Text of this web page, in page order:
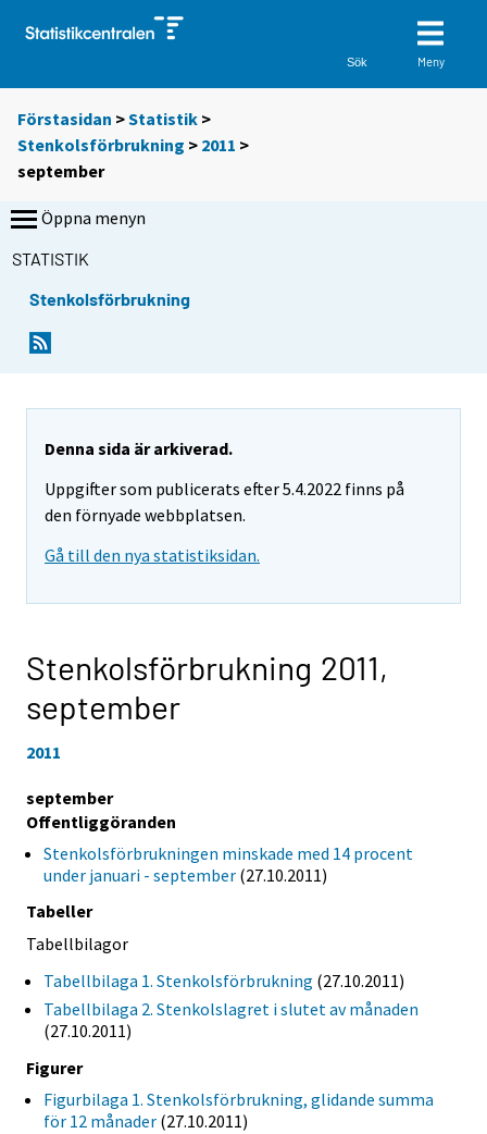
Sök Meny
Förstasidan >Statistik >
Stenkolsförbrukning > 2011 >
september
Öppna menyn
STATISTIK
Stenkolsförbrukning
Denna sida är arkiverad.
Uppgifter som publicerats efter 5.4.2022 finns på
den förnyade webbplatsen.
Gå till den nya statistiksidan.
Stenkolsförbrukning 2011,
september
2011
september
Offentliggöranden
Stenkolsförbrukningen minskade med 14 procent
under januari - september (27.10.2011)
Tabeller
Tabellbilagor
Tabellbilaga 1. Stenkolsförbrukning (27.10.2011)
Tabellbilaga 2. Stenkolslagret i slutet av månaden
(27.10.2011)
Figurer
Figurbilaga 1. Stenkolsförbrukning, glidande summa
för 12 månader (27.10.2011)